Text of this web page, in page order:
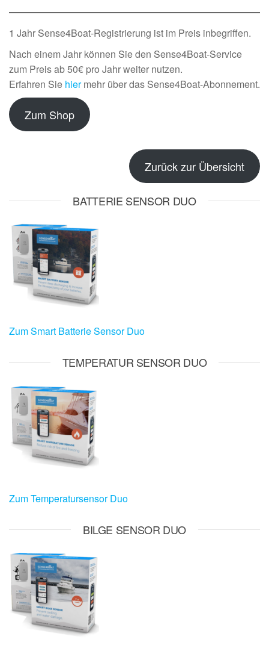
1 Jahr Sense4Boat-Registrierung ist im Preis inbegriffen.
Nach einem Jahr können Sie den Sense4Boat-Service
zum Preis ab 50€ pro Jahr weiter nutzen.
Erfahren Sie hiermehr über das Sense4Boat-Abonnement.
Zum Shop
Zurück zur Übersicht
BATTERIE SENSOR DUO
Zum Smart Batterie Sensor Duo
TEMPERATUR SENSOR DUO
Zum Temperatursensor Duo
BILGE SENSOR DUO